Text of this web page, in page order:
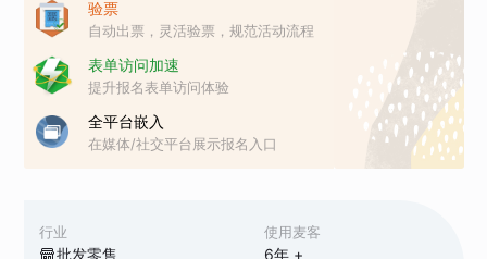
行业
批发零售
使用麦客
6年 +
验票
自动出票，灵活验票，规范活动流程
表单访问加速
提升报名表单访问体验
全平台嵌入
在媒体/社交平台展示报名入口